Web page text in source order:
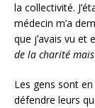
la collectivité.
médecin m’a
que j’avais vu et
de la charité
Les gens sont
défendre leurs